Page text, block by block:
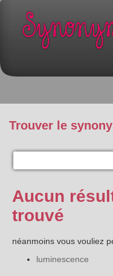
Trouver le
Aucun
trouvé
néanmoins vous vouliez
luminescence